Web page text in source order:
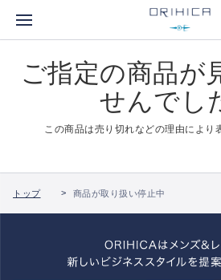
ご指定の商品が
せんでし
この商品は売り切れなどの理由により
トップ 商品が取り扱い停止中